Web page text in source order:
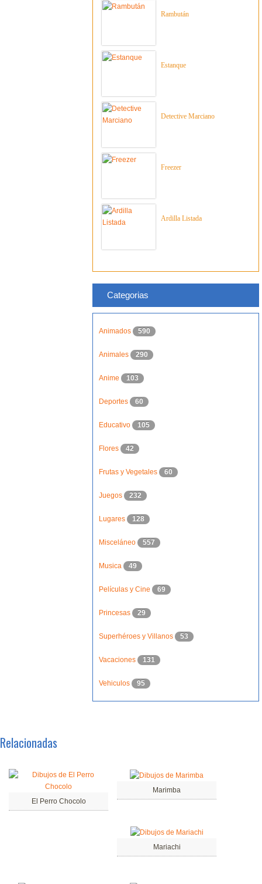
Rambután
Estanque
Detective Marciano
Freezer
Ardilla Listada
Categorias
Animados 590
Animales 290
Anime 103
Deportes 60
Educativo 105
Flores 42
Frutas y Vegetales 60
Juegos 232
Lugares 128
Misceláneo 557
Musica 49
Películas y Cine 69
Princesas 29
Superhéroes y Villanos 53
Vacaciones 131
Vehiculos 95
Relacionadas
El Perro Chocolo
Marimba
Mariachi